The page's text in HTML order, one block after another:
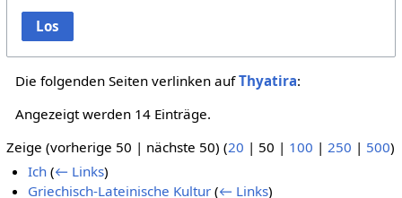
Los
Die folgenden Seiten verlinken aufThyatira:
Angezeigt werden 14 Einträge.
Zeige (vorherige 50 | nächste 50) (20 | 50 | 100 | 250 | 500)
Ich (← Links)
Griechisch-Lateinische Kultur (← Links)